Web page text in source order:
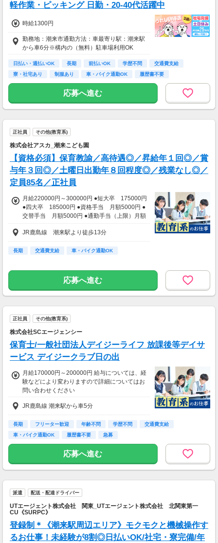
■名古屋
2～3ヶ月目:月給28.5万円～ ※固定残業代3.7万
円～/20時間分含む
■その他
1ヵ月目：月給23.1万円～
円～/20時間分含む
軽作業・ピッキング 日勤・20-40代活躍中
時給1300円
勤務地：潮来市通勤方法：車最寄り駅：潮来駅
から車6分※構内の（無料）駐車場利用OK
日払い・週払いOK 長期 前払いOK 学歴不問
交通費支給
寮・社宅あり
制服あり 車・バイク通勤OK 履歴書不要
応募へ進む
正社員 その他(教育系)
株式会社アスカ_潮来こども園
【資格必須】保育教諭／高待遇◎／昇給年１回◎／賞
与年３回◎／土曜日出勤年８回程度◎／残業なし◎／
定員85名／正社員
月給220000円～300000円 ●短大卒 175000円
●四大卒 185000円 ●資格手当 月額5000円 ●
交替手当 月額5000円 ●通勤手当（上限）月額
12000円 ●処遇改善手当あり ●経験や能力に応
じて加算あり
JR鹿島線 潮来駅より徒歩13分
長期 交通費支給 車・バイク通勤OK
応募へ進む
正社員 その他(教育系)
株式会社SCエージェンシー
保育士/一般社団法人デイジーライフ 放課後等デイサ
ービス デイジークラブ日の出
月給170000円～200000円 給与については、経
験などにより変わりますので詳細についてはお
問い合わせください
JR鹿島線 潮来駅から車5分
長期 フリーター歓迎 年齢不問 学歴不問
交通費支給
車・バイク通勤OK
履歴書不要 急募
応募へ進む
派遣 配送・配達ドライバー
UTエージェント株式会社 関東_UTエージェント株式会社 北関東第一
CU《SURPC》
登録制＊《潮来駅周辺エリア》モクモクと機械操作す
るお仕事！未経験が8割◎日払いOK/社宅・寮完備/年